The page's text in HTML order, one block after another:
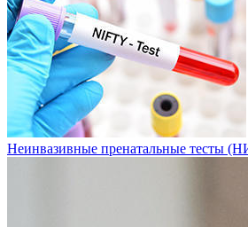
Неинвазивные пренатальные тесты